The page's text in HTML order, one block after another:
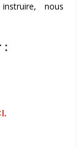
nous
: